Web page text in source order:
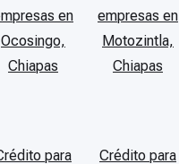
en
Ocosingo,
Chiapas
empresas en
Motozintla,
Chiapas
para
Crédito para